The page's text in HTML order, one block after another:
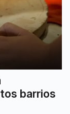
barrios